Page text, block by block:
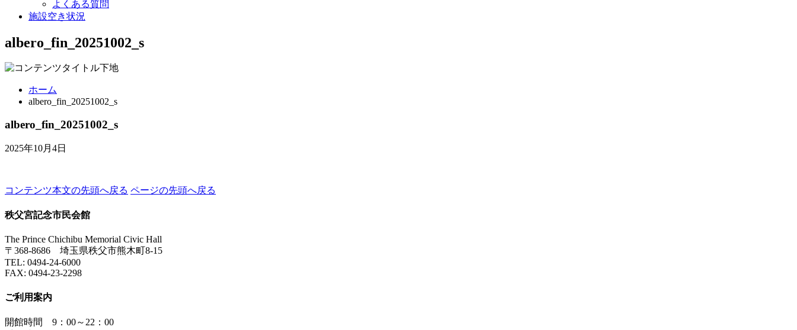
よくある質問
施設空き状況
albero_fin_20251002_s
ホーム
albero_fin_20251002_s
albero_fin_20251002_s
2025年10月4日
コンテンツ本文の先頭へ戻る ページの先頭へ戻る
秩父宮記念市民会館
The Prince Chichibu Memorial Civic Hall
〒368-8686 埼玉県秩父市熊木町8-15
TEL: 0494-24-6000
FAX: 0494-23-2298
ご利用案内
開館時間 9：00～22：00